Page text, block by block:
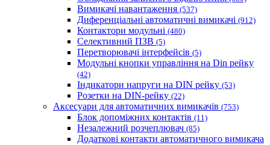
Вимикачі навантаження (537)
Диференціальні автоматичні вимикачі (912)
Контактори модульні (480)
Селективний ПЗВ (5)
Перетворювачі інтерфейсів (5)
Модульні кнопки управління на Din рейку
(42)
Індикатори напруги на DIN рейку (53)
Розетки на DIN-рейку (22)
Аксесуари для автоматичних вимикачів (753)
Блок допоміжних контактів (11)
Незалежний розчеплювач (85)
Додаткові контакти автоматичного вимикача